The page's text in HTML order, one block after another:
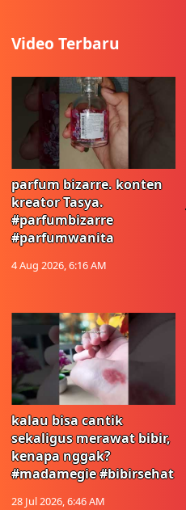
Video Terbaru
parfum bizarre. konten
kreator Tasya.
#parfumbizarre
#parfumwanita
4 Aug 2026, 6:16 AM
kalau bisa cantik
sekaligus merawat bibir,
kenapa nggak?
#madamegie #bibirsehat
28 Jul 2026, 6:46 AM